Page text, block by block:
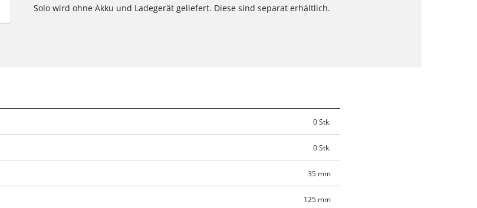
This content is not permitted to load due
visitor. The website owner needs to setup
to the list of technologies used.
Solo wird ohne Akku und Ladegerät geliefert. Diese sind separat erhältlich.
0 Stk.
0 Stk.
35 mm
125 mm